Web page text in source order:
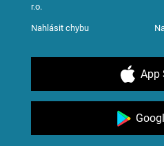
r.o.
Nahlásit chybu
App